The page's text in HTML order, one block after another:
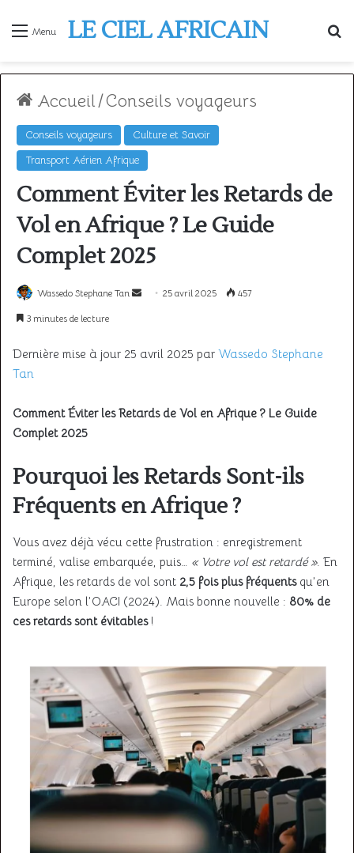
Menu LE CIEL AFRICAIN
Accueil/Conseils voyageurs
Conseils voyageurs
Culture et Savoir
Transport Aérien Afrique
Comment Éviter les Retards de
Vol en Afrique ? Le Guide
Complet 2025
Wassedo Stephane Tan
Envoyer25 avril 2025 457
3 minutes de lecture
Dernière mise à jour 25 avril 2025 par Wassedo Stephane
Tan
Comment Éviter les Retards de Vol en Afrique ? Le Guide
Complet 2025
Pourquoi les Retards Sont-ils
Fréquents en Afrique ?
Vous avez déjà vécu cette frustration : enregistrement
terminé, valise embarquée, puis… « Votre vol est retardé ». En
Afrique, les retards de vol sont 2,5 fois plus fréquentsqu’en
Europe selon l’OACI (2024). Mais bonne nouvelle : 80% de
ces retards sont évitables!